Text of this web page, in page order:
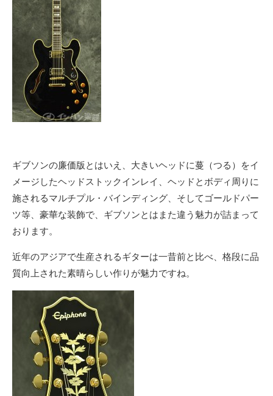
ギブソンの廉価版とはいえ、大きいヘッドに蔓（つる）をイ
メージしたヘッドストックインレイ、ヘッドとボディ周りに
施されるマルチプル・バインディング、そしてゴールドパー
ツ等、豪華な装飾で、ギブソンとはまた違う魅力が詰まって
おります。
近年のアジアで生産されるギターは一昔前と比べ、格段に品
質向上された素晴らしい作りが魅力ですね。